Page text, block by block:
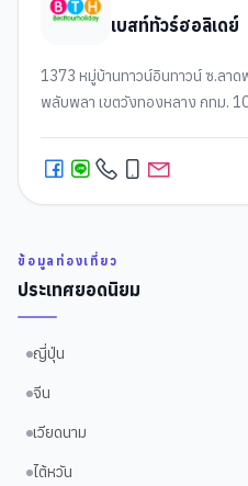
เบสท์ทัวร์ฮอลิเดย์
1373 หมู่บ้านทาวน์อินทาวน์ ซ.ลา
พลับพลา เขตวังทองหลาง กทม.
ข้อมูลท่องเที่ยว
ประเทศยอดนิยม
ญี่ปุ่น
จีน
เวียดนาม
ไต้หวัน